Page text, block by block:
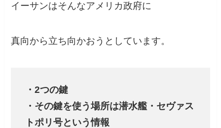
イーサンはそんなアメリカ政府に
真向から立ち向かおうとしています。
・2つの鍵
・その鍵を使う場所は潜水艦・セヴァス
トポリ号という情報